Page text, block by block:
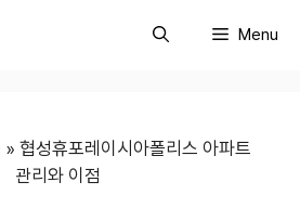
Menu
» 협성휴포레이시아폴리스 아파트
관리와 이점